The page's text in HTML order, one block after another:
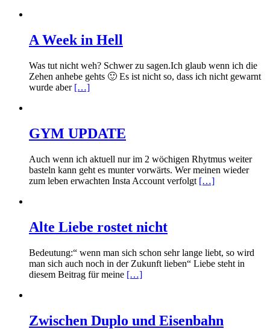
A Week in Hell
Was tut nicht weh? Schwer zu sagen.Ich glaub wenn ich die
Zehen anhebe gehts 🙂 Es ist nicht so, dass ich nicht gewarnt
wurde aber […]
GYM UPDATE
Auch wenn ich aktuell nur im 2 wöchigen Rhytmus weiter
basteln kann geht es munter vorwärts. Wer meinen wieder
zum leben erwachten Insta Account verfolgt […]
Alte Liebe rostet nicht
Bedeutung:“ wenn man sich schon sehr lange liebt, so wird
man sich auch noch in der Zukunft lieben“ Liebe steht in
diesem Beitrag für meine […]
Zwischen Duplo und Eisenbahn